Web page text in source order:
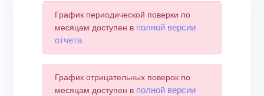
График периодической поверки по
месяцам доступен в полной версии
отчета
График отрицательных поверок по
месяцам доступен в полной версии